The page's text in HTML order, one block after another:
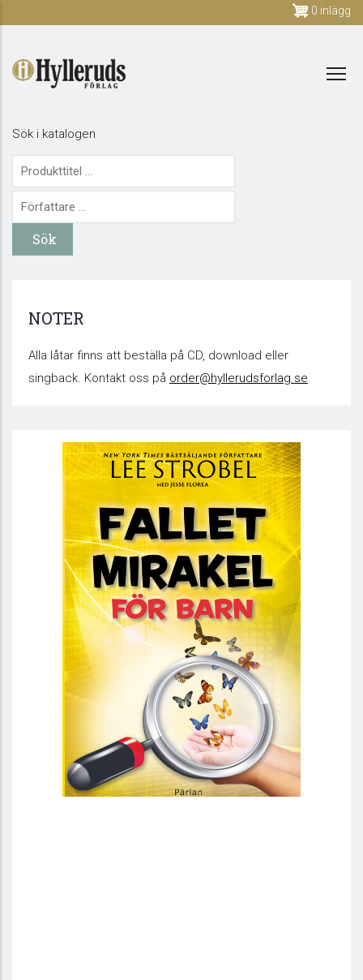
main
content
0 inlägg
Sök i katalogen
NOTER
Alla låtar finns att beställa på CD, download eller
singback. Kontakt oss på order@hyllerudsforlag.se